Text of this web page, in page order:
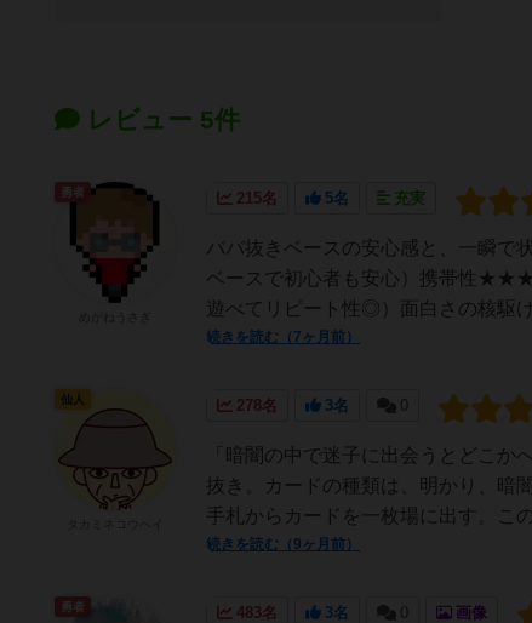
レビュー 5件
215名 5名 充実
ババ抜きベースの安心感と、一瞬
ベースで初心者も安心）携帯性
遊べてリピート性◎）面白さの核駆
続きを読む（7ヶ月前）
勇者
278名 3名 0
「暗闇の中で迷子に出会うとどこ
抜き。カードの種類は、明かり、暗
手札からカードを一枚場に出す。こ
続きを読む（9ヶ月前）
仙人
483名 3名 0 画像
勇者